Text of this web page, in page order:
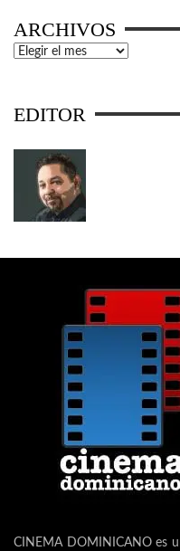
ARCHIVOS
Archivos
EDITOR
CINEMA DOMINICANO es